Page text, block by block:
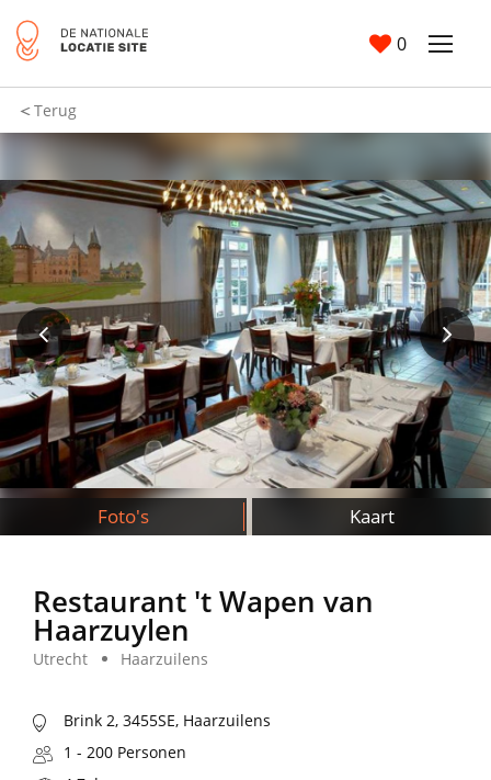
0
Terug
Foto's Kaart
Restaurant 't Wapen van
Haarzuylen
Utrecht Haarzuilens
Brink 2, 3455SE, Haarzuilens
1 - 200 Personen